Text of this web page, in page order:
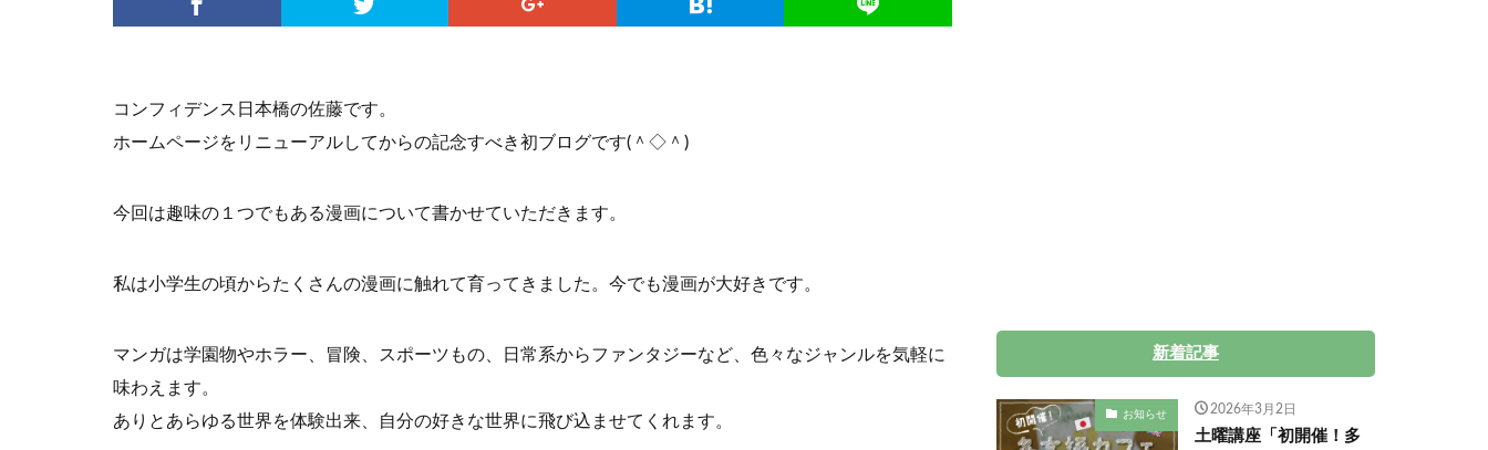
コンフィデンス日本橋の佐藤です。
ホームページをリニューアルしてからの記念すべき初ブログです(＾◇＾)
今回は趣味の１つでもある漫画について書かせていただきます。
私は小学生の頃からたくさんの漫画に触れて育ってきました。今でも漫画が大好きです。
マンガは学園物やホラー、冒険、スポーツもの、日常系からファンタジーなど、色々なジャンルを気軽に
味わえます。
ありとあらゆる世界を体験出来、自分の好きな世界に飛び込ませてくれます。
新着記事
お知らせ 2026年3月2日
土曜講座「初開催！多